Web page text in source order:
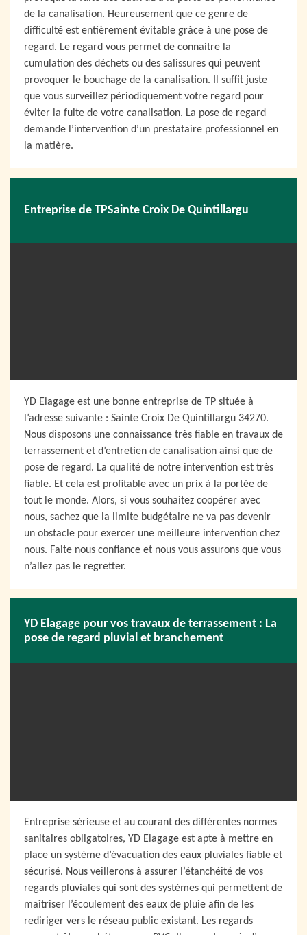
de la canalisation. Heureusement que ce genre de
difficulté est entièrement évitable grâce à une pose de
regard. Le regard vous permet de connaitre la
cumulation des déchets ou des salissures qui peuvent
provoquer le bouchage de la canalisation. Il suffit juste
que vous surveillez périodiquement votre regard pour
éviter la fuite de votre canalisation. La pose de regard
demande l’intervention d’un prestataire professionnel en
la matière.
Entreprise de TPSainte Croix De Quintillargu
YD Elagage est une bonne entreprise de TP située à
l’adresse suivante : Sainte Croix De Quintillargu 34270.
Nous disposons une connaissance très fiable en travaux de
terrassement et d’entretien de canalisation ainsi que de
pose de regard. La qualité de notre intervention est très
fiable. Et cela est profitable avec un prix à la portée de
tout le monde. Alors, si vous souhaitez coopérer avec
nous, sachez que la limite budgétaire ne va pas devenir
un obstacle pour exercer une meilleure intervention chez
nous. Faite nous confiance et nous vous assurons que vous
n’allez pas le regretter.
YD Elagage pour vos travaux de terrassement : La
pose de regard pluvial et branchement
Entreprise sérieuse et au courant des différentes normes
sanitaires obligatoires, YD Elagage est apte à mettre en
place un système d’évacuation des eaux pluviales fiable et
sécurisé. Nous veillerons à assurer l’étanchéité de vos
regards pluviales qui sont des systèmes qui permettent de
maîtriser l’écoulement des eaux de pluie afin de les
rediriger vers le réseau public existant. Les regards